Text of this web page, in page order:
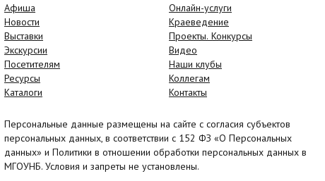
Афиша
Новости
Выставки
Экскурсии
Посетителям
Ресурсы
Каталоги
Онлайн-услуги
Краеведение
Проекты. Конкурсы
Видео
Наши клубы
Коллегам
Контакты
Персональные данные размещены на сайте с согласия субъектов
персональных данных, в соответствии с 152 ФЗ «О Персональных
данных» и Политики в отношении обработки персональных данных в
МГОУНБ. Условия и запреты не установлены.